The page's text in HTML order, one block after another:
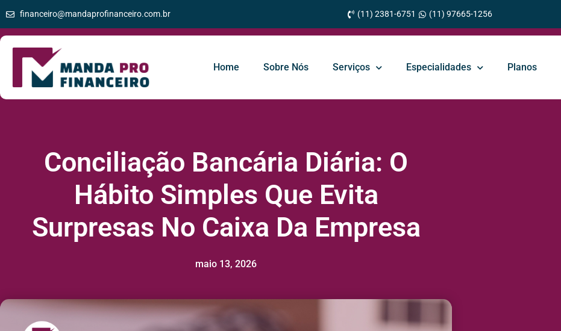
financeiro@mandaprofinanceiro.com.br (11) 2381-6751 (11) 97665-1256
Home Sobre Nós Serviços Especialidades Planos
Conciliação Bancária Diária: O
Hábito Simples Que Evita
Surpresas No Caixa Da Empresa
maio 13, 2026